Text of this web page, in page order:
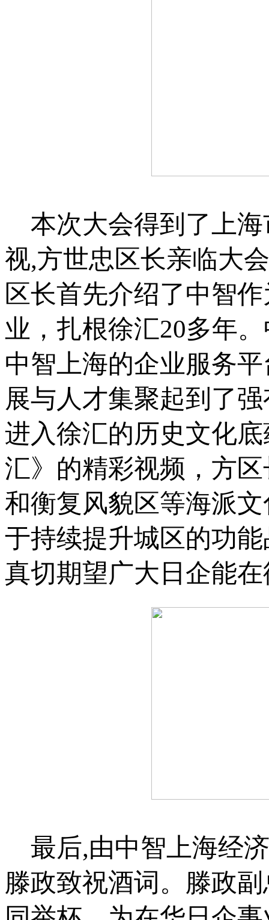
本次大会得到了上
视,方世忠区长亲临大
区长首先介绍了中智
业，扎根徐汇20多年
中智上海的企业服务
展与人才集聚起到了
进入徐汇的历史文化
汇》的精彩视频，方
和衡复风貌区等海派
于持续提升城区的功
真切期望广大日企能
最后,由中智上海经
滕政致祝酒词。滕政